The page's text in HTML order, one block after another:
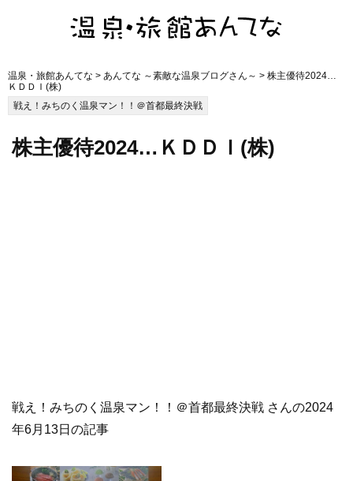
温泉・旅館あんてな > あんてな ～素敵な温泉ブログさん～ > 株主優待2024…
ＫＤＤＩ(株)
戦え！みちのく温泉マン！！＠首都最終決戦
株主優待2024…ＫＤＤＩ(株)
戦え！みちのく温泉マン！！＠首都最終決戦 さんの2024
年6月13日の記事